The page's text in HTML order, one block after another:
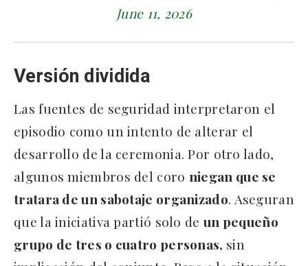
June 11, 2026
Versión dividida
Las fuentes de seguridad interpretaron el
episodio como un intento de alterar el
desarrollo de la ceremonia. Por otro lado,
algunos miembros del coro niegan que se
tratara de un sabotaje organizado. Aseguran
que la iniciativa partió solo de un pequeño
grupo de tres o cuatro personas, sin